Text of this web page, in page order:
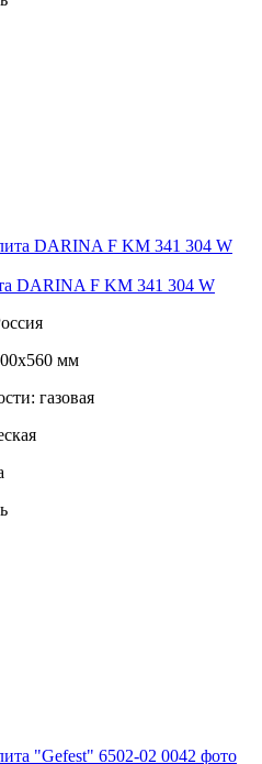
DARINA F KM 341 304 W
мм
газовая